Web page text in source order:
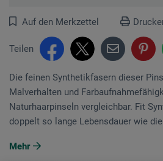
Auf den Merkzettel
Teilen
Die feinen Synthetikfasern dieser
Malverhalten und
Naturhaarpinseln vergleichbar. Fit
doppelt so lange Lebensdauer wie
Mehr